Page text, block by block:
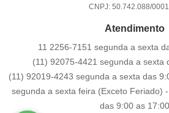
CNPJ: 50.742.088/
Atendimento
11 2256-7151 segunda a sexta
(11) 92075-4421 segunda a sexta
(11) 92019-4243 segunda a sexta das
segunda a sexta feira (Exceto Feriado)
das 9:00 as 17:00